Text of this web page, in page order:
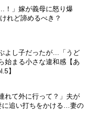
！」嫁が義母に怒り爆
れど諦めるべき？
よし子だったが…「うど
始まる小さな違和感【あ
】
れて外に行って？」夫が
に追い打ちをかける…妻の